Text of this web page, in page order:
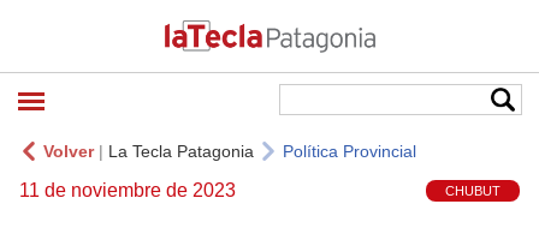
Volver| La Tecla Patagonia Política Provincial
11 de noviembre de 2023 CHUBUT